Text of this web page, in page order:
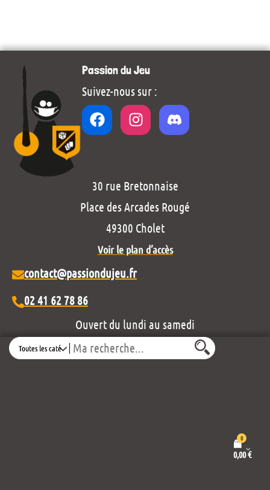
Search
0
0,00€
Passion du Jeu
Suivez-nous sur :
30 rue Bretonnaise
Place des Arcades Rougé
49300 Cholet
Voir le plan d’accès
contact@passiondujeu.fr
02 41 62 78 86
Ouvert du lundi au samedi
de 10h00 à 19h30